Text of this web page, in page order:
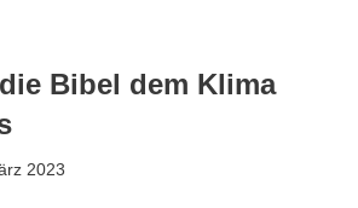
Bibel dem Klima
2023